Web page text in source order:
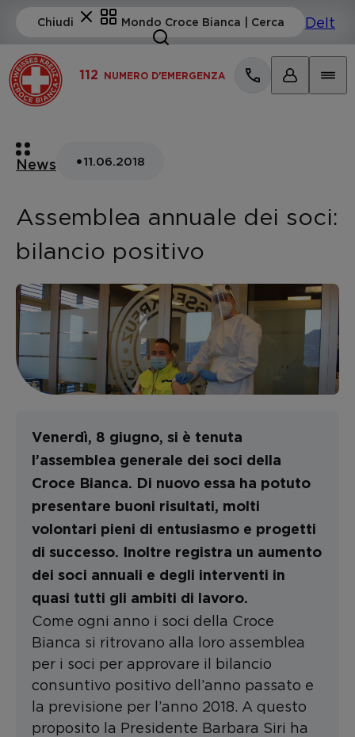
112 NUMERO D'EMERGENZA
News •11.06.2018
Assemblea annuale dei soci:
bilancio positivo
Venerdì, 8 giugno, si è tenuta
l’assemblea generale dei soci della
Croce Bianca. Di nuovo essa ha potuto
presentare buoni risultati, molti
volontari pieni di entusiasmo e progetti
di successo. Inoltre registra un aumento
dei soci annuali e degli interventi in
quasi tutti gli ambiti di lavoro.
Come ogni anno i soci della Croce
Bianca si ritrovano alla loro assemblea
per i soci per approvare il bilancio
consuntivo positivo dell’anno passato e
la previsione per l’anno 2018. A questo
proposito la Presidente Barbara Siri ha